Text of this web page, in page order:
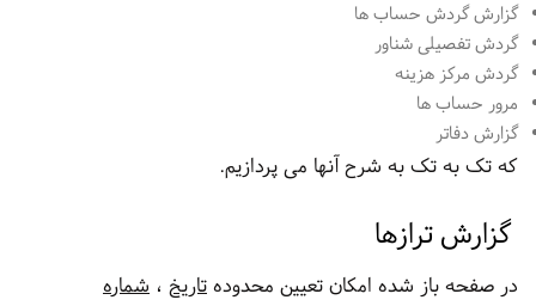
گزارش گردش حساب ها
گردش تفصیلی شناور
گردش مرکز هزینه
مرور حساب ها
گزارش دفاتر
که تک به تک به شرح آنها می پردازیم.
گزارش ترازها
در صفحه باز شده امکان تعیین محدوده تاریخ ، شماره